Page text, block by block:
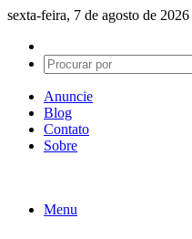
sexta-feira, 7 de agosto de 2026
skin
Anuncie
Blog
Contato
Sobre
Menu